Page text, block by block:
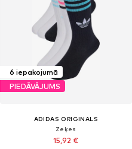
6 iepakojumā
PIEDĀVĀJUMS
ADIDAS ORIGINALS
Zeķes
15,92 €